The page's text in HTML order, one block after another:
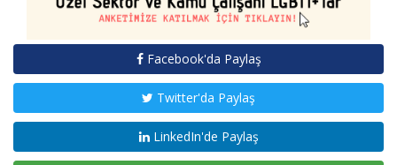
Facebook'da Paylaş
Twitter'da Paylaş
LinkedIn'de Paylaş